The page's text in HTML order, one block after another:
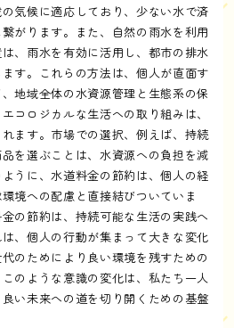
気候に適応しており、少ない水で済
がります。また、自然の雨水を利用
、雨水を有効に活用し、都市の排水
す。これらの方法は、個人が直面す
地域全体の水資源管理と生態系の保
コロジカルな生活への取り組みは、
ます。市場での選択、例えば、持続
を選ぶことは、水資源への負担を減
うに、水道料金の節約は、個人の経
境への配慮と直接結びついていま
の節約は、持続可能な生活の実践へ
、個人の行動が集まって大きな変化
のためにより良い環境を残すための
のような意識の変化は、私たち一人
い未来への道を切り開くための基盤